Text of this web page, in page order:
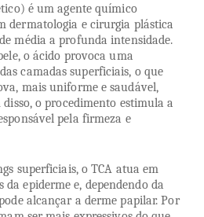
é um agente químico
dermatologia e cirurgia plástica
média a profunda intensidade.
o ácido provoca uma
camadas superficiais, o que
mais uniforme e saudável,
o procedimento estimula a
pela firmeza e
superficiais, o TCA atua em
epiderme e, dependendo da
alcançar a derme papilar. Por